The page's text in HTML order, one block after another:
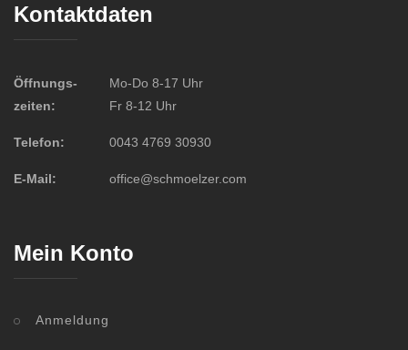
Kontaktdaten
Öffnungs-
zeiten:
Mo-Do 8-17 Uhr
Fr 8-12 Uhr
Telefon: 0043 4769 30930
E-Mail: office@schmoelzer.com
Mein Konto
Anmeldung